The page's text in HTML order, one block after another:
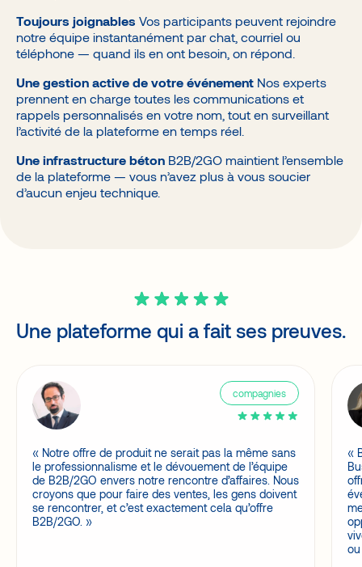
Toujours joignables Vos participants peuvent rejoindre
notre équipe instantanément par chat, courriel ou
téléphone — quand ils en ont besoin, on répond.
Une gestion active de votre événement Nos experts
prennent en charge toutes les communications et
rappels personnalisés en votre nom, tout en surveillant
l’activité de la plateforme en temps réel.
Une infrastructure béton B2B/2GO maintient l’ensemble
de la plateforme — vous n’avez plus à vous soucier
d’aucun enjeu technique.
Une plateforme qui a fait ses preuves.
compagnies
Notre offre de produit ne serait pas la même sans
le professionnalisme et le dévouement de l’équipe
de B2B/2GO envers notre rencontre d’affaires. Nous
croyons que pour faire des ventes, les gens doivent
se rencontrer, et c’est exactement cela qu’offre
B2B/2GO.